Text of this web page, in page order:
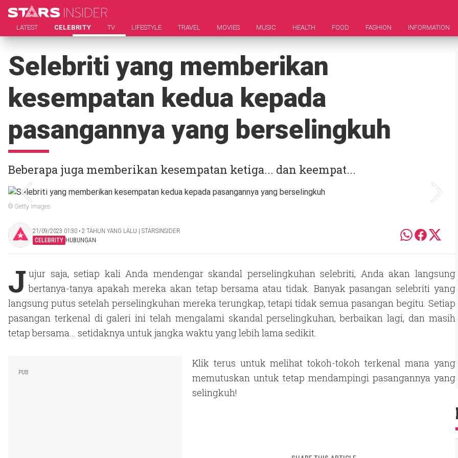
LATEST CELEBRITY TV LIFESTYLE TRAVEL MOVIES MUSIC HEALTH FOOD FASHION INFORMATION
Selebriti yang memberikan
kesempatan kedua kepada
pasangannya yang berselingkuh
Beberapa juga memberikan kesempatan ketiga... dan keempat...
© Getty Images
21/09/2023 01:30 ‧ 2 TAHUN YANG LALU | STARSINSIDER
CELEBRITY HUBUNGAN
J ujur saja, setiap kali Anda mendengar skandal perselingkuhan selebriti, Anda akan langsung
bertanya-tanya apakah mereka akan tetap bersama atau tidak. Banyak pasangan selebriti yang
langsung putus setelah perselingkuhan mereka terungkap, tetapi tidak semua pasangan begitu. Setiap
pasangan terkenal di galeri ini telah mengalami skandal perselingkuhan, berbaikan lagi, dan masih
tetap bersama... setidaknya untuk jangka waktu yang lebih lama sedikit.
Klik terus untuk melihat tokoh-tokoh terkenal mana yang
memutuskan untuk tetap mendampingi pasangannya yang
selingkuh!